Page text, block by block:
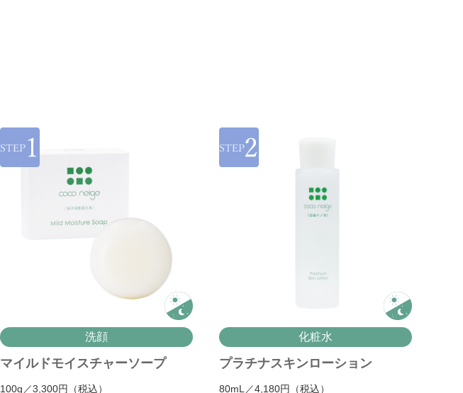
洗顔
マイルドモイスチャーソープ
100g／3,300円（税込）
化粧水
プラチナスキンローション
80mL／4,180円（税込）